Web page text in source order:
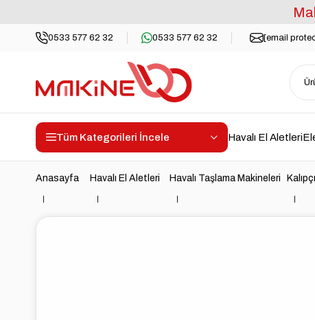
0533 577 62 32 0533 577 62 32 [email
Tüm Kategorileri İncele Havalı El Aletleri
Anasayfa Havalı El Aletleri Havalı Taşlama Makineleri